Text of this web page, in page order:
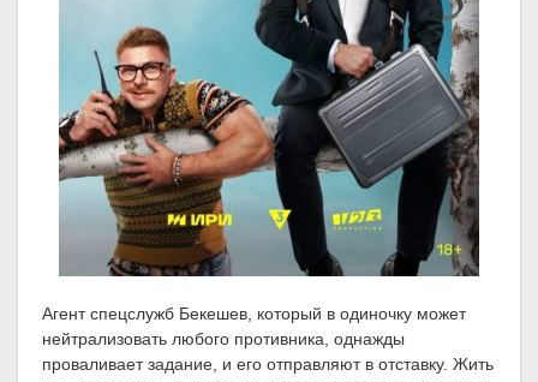
Агент спецслужб Бекешев, который в одиночку может
нейтрализовать любого противника, однажды
проваливает задание, и его отправляют в отставку. Жить